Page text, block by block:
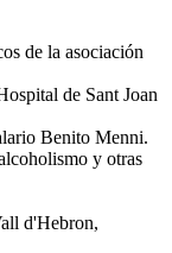
de la asociación
de Sant Joan
Benito Menni.
y otras
d'Hebron,